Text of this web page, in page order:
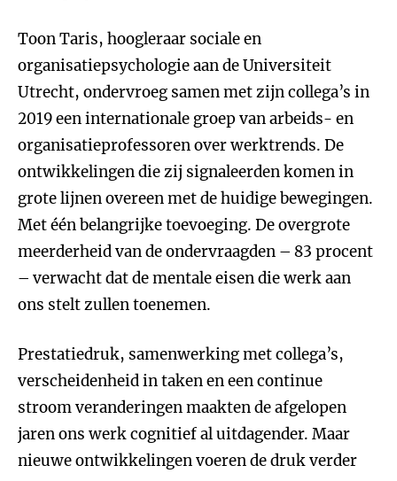
Toon Taris, hoogleraar sociale en
organisatiepsychologie aan de Universiteit
Utrecht, ondervroeg samen met zijn collega’s in
2019 een internationale groep van arbeids- en
organisatieprofessoren over werktrends. De
ontwikkelingen die zij signaleerden komen in
grote lijnen overeen met de huidige bewegingen.
Met één belangrijke toevoeging. De overgrote
meerderheid van de ondervraagden – 83 procent
– verwacht dat de mentale eisen die werk aan
ons stelt zullen toenemen.
Prestatiedruk, samenwerking met collega’s,
verscheidenheid in taken en een continue
stroom veranderingen maakten de afgelopen
jaren ons werk cognitief al uitdagender. Maar
nieuwe ontwikkelingen voeren de druk verder